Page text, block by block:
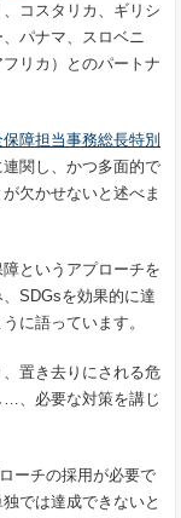
コスタリカ、ギリシ
パナマ、スロベニ
リカ）とのパートナ
障担当事務総長特別
関し、かつ多面的で
欠かせないと述べま
というアプローチを
SDGsを効果的に達
に語っています。
置き去りにされる危
…、必要な対策を講じ
ーチの採用が必要で
では達成できないと